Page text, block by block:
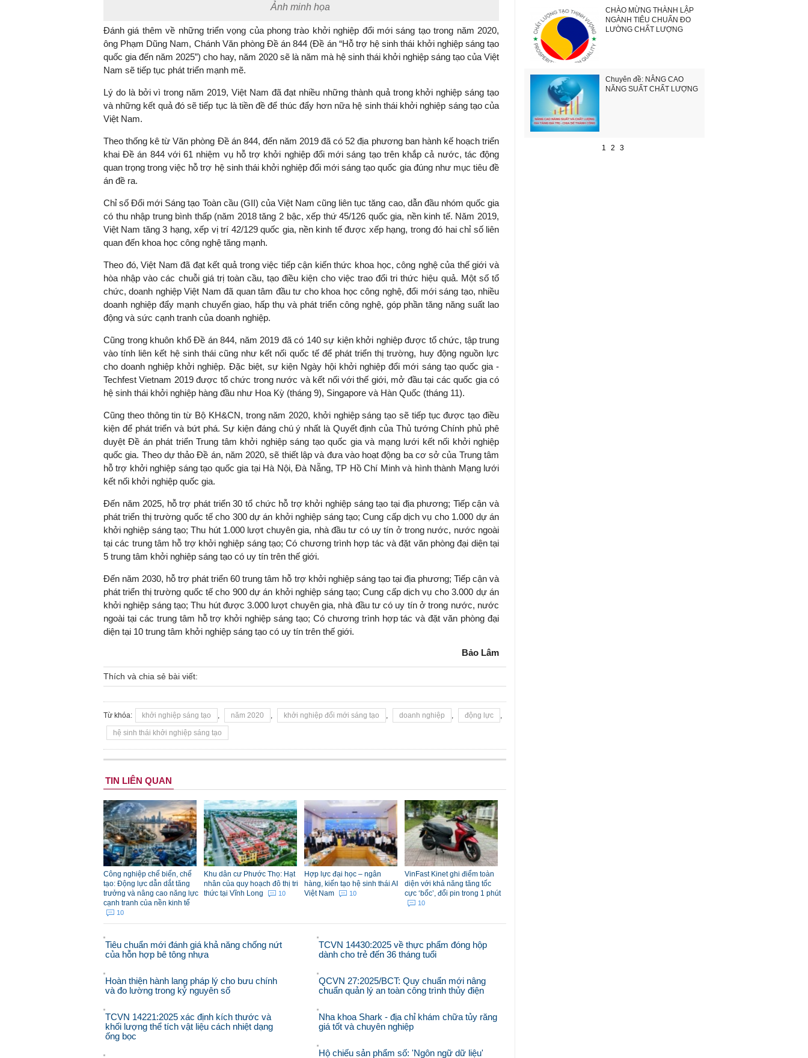
Ảnh minh họa
Đánh giá thêm về những triển vọng của phong trào khởi nghiệp đổi mới sáng tạo trong năm 2020,
ông Phạm Dũng Nam, Chánh Văn phòng Đề án 844 (Đề án “Hỗ trợ hệ sinh thái khởi nghiệp sáng tạo
quốc gia đến năm 2025”) cho hay, năm 2020 sẽ là năm mà hệ sinh thái khởi nghiệp sáng tạo của Việt
Nam sẽ tiếp tục phát triển mạnh mẽ.
Lý do là bởi vì trong năm 2019, Việt Nam đã đạt nhiều những thành quả trong khởi nghiệp sáng tạo
và những kết quả đó sẽ tiếp tục là tiền đề để thúc đẩy hơn nữa hệ sinh thái khởi nghiệp sáng tạo của
Việt Nam.
Theo thống kê từ Văn phòng Đề án 844, đến năm 2019 đã có 52 địa phương ban hành kế hoạch triển
khai Đề án 844 với 61 nhiệm vụ hỗ trợ khởi nghiệp đổi mới sáng tạo trên khắp cả nước, tác động
quan trọng trong việc hỗ trợ hệ sinh thái khởi nghiệp đổi mới sáng tạo quốc gia đúng như mục tiêu đề
án đề ra.
Chỉ số Đổi mới Sáng tạo Toàn cầu (GII) của Việt Nam cũng liên tục tăng cao, dẫn đầu nhóm quốc gia
có thu nhập trung bình thấp (năm 2018 tăng 2 bậc, xếp thứ 45/126 quốc gia, nền kinh tế. Năm 2019,
Việt Nam tăng 3 hạng, xếp vị trí 42/129 quốc gia, nền kinh tế được xếp hạng, trong đó hai chỉ số liên
quan đến khoa học công nghệ tăng mạnh.
Theo đó, Việt Nam đã đạt kết quả trong việc tiếp cận kiến thức khoa học, công nghệ của thế giới và
hòa nhập vào các chuỗi giá trị toàn cầu, tạo điều kiện cho việc trao đổi tri thức hiệu quả. Một số tổ
chức, doanh nghiệp Việt Nam đã quan tâm đầu tư cho khoa học công nghệ, đổi mới sáng tạo, nhiều
doanh nghiệp đẩy mạnh chuyển giao, hấp thụ và phát triển công nghệ, góp phần tăng năng suất lao
động và sức cạnh tranh của doanh nghiệp.
Cũng trong khuôn khổ Đề án 844, năm 2019 đã có 140 sự kiện khởi nghiệp được tổ chức, tập trung
vào tính liên kết hệ sinh thái cũng như kết nối quốc tế để phát triển thị trường, huy động nguồn lực
cho doanh nghiệp khởi nghiệp. Đặc biệt, sự kiện Ngày hội khởi nghiệp đổi mới sáng tạo quốc gia -
Techfest Vietnam 2019 được tổ chức trong nước và kết nối với thế giới, mở đầu tại các quốc gia có
hệ sinh thái khởi nghiệp hàng đầu như Hoa Kỳ (tháng 9), Singapore và Hàn Quốc (tháng 11).
Cũng theo thông tin từ Bộ KH&CN, trong năm 2020, khởi nghiệp sáng tạo sẽ tiếp tục được tạo điều
kiện để phát triển và bứt phá. Sự kiện đáng chú ý nhất là Quyết định của Thủ tướng Chính phủ phê
duyệt Đề án phát triển Trung tâm khởi nghiệp sáng tạo quốc gia và mạng lưới kết nối khởi nghiệp
quốc gia. Theo dự thảo Đề án, năm 2020, sẽ thiết lập và đưa vào hoạt động ba cơ sở của Trung tâm
hỗ trợ khởi nghiệp sáng tạo quốc gia tại Hà Nội, Đà Nẵng, TP Hồ Chí Minh và hình thành Mạng lưới
kết nối khởi nghiệp quốc gia.
Đến năm 2025, hỗ trợ phát triển 30 tổ chức hỗ trợ khởi nghiệp sáng tạo tại địa phương; Tiếp cận và
phát triển thị trường quốc tế cho 300 dự án khởi nghiệp sáng tạo; Cung cấp dịch vụ cho 1.000 dự án
khởi nghiệp sáng tạo; Thu hút 1.000 lượt chuyên gia, nhà đầu tư có uy tín ở trong nước, nước ngoài
tại các trung tâm hỗ trợ khởi nghiệp sáng tạo; Có chương trình hợp tác và đặt văn phòng đại diện tại
5 trung tâm khởi nghiệp sáng tạo có uy tín trên thế giới.
Đến năm 2030, hỗ trợ phát triển 60 trung tâm hỗ trợ khởi nghiệp sáng tạo tại địa phương; Tiếp cận và
phát triển thị trường quốc tế cho 900 dự án khởi nghiệp sáng tạo; Cung cấp dịch vụ cho 3.000 dự án
khởi nghiệp sáng tạo; Thu hút được 3.000 lượt chuyên gia, nhà đầu tư có uy tín ở trong nước, nước
ngoài tại các trung tâm hỗ trợ khởi nghiệp sáng tạo; Có chương trình hợp tác và đặt văn phòng đại
diện tại 10 trung tâm khởi nghiệp sáng tạo có uy tín trên thế giới.
Bảo Lâm
Thích và chia sẻ bài viết:
Từ khóa: khởi nghiệp sáng tạo năm 2020 khởi nghiệp đổi mới sáng tạo doanh nghiệp động lực
hệ sinh thái khởi nghiệp sáng tạo
TIN LIÊN QUAN
Công nghiệp chế biến, chế
tạo: Động lực dẫn dắt tăng
trưởng và nâng cao năng lực
cạnh tranh của nền kinh tế
10
Khu dân cư Phước Thọ: Hạt
nhân của quy hoạch đô thị tri
thức tại Vĩnh Long
10
Hợp lực đại học – ngân
hàng, kiến tạo hệ sinh thái AI
Việt Nam
10
VinFast Kinet ghi điểm toàn
diện với khả năng tăng tốc
cực ‘bốc’, đổi pin trong 1 phút
10
Tiêu chuẩn mới đánh giá khả năng chống nứt
của hỗn hợp bê tông nhựa
Hoàn thiện hành lang pháp lý cho bưu chính
và đo lường trong kỷ nguyên số
TCVN 14221:2025 xác định kích thước và
khối lượng thể tích vật liệu cách nhiệt dạng
ống bọc
TCVN 14430:2025 về thực phẩm đóng hộp
dành cho trẻ đến 36 tháng tuổi
QCVN 27:2025/BCT: Quy chuẩn mới nâng
chuẩn quản lý an toàn công trình thủy điện
Nha khoa Shark - địa chỉ khám chữa tủy răng
giá tốt và chuyên nghiệp
Hộ chiếu sản phẩm số: 'Ngôn ngữ dữ liệu'
CHÀO MỪNG THÀNH LẬP
NGÀNH TIÊU CHUẨN ĐO
LƯỜNG CHẤT LƯỢNG
Chuyên đề: NÂNG CAO
NĂNG SUẤT CHẤT LƯỢNG
1 2 3